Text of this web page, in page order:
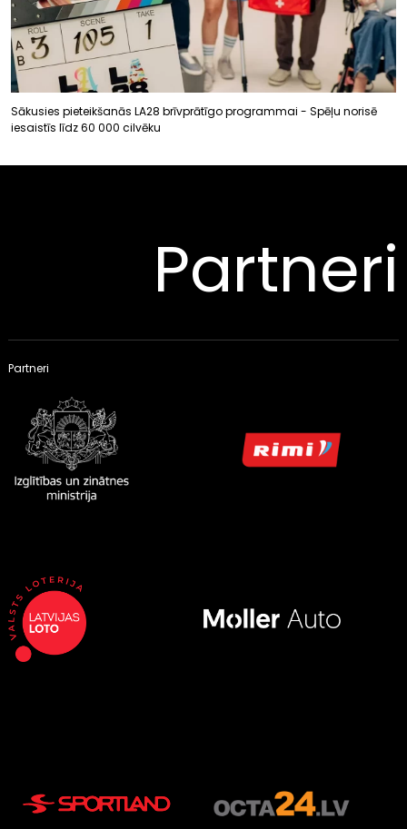
Sākusies pieteikšanās LA28 brīvprātīgo programmai - Spēļu norisē
iesaistīs līdz 60 000 cilvēku
Partneri
Partneri